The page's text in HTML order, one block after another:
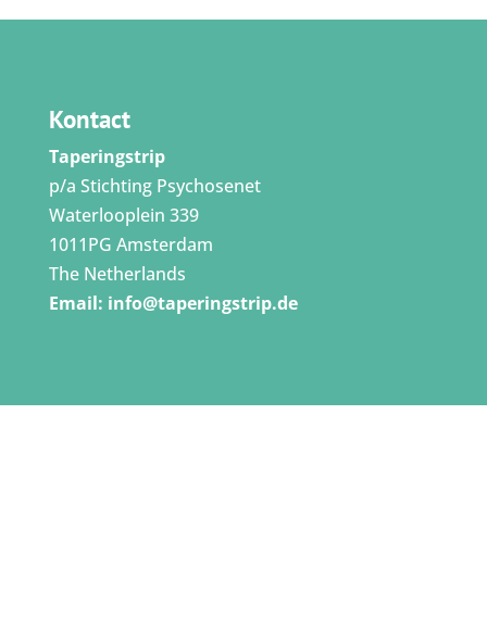
Kontact
Taperingstrip
p/a Stichting Psychosenet
Waterlooplein 339
1011PG Amsterdam
The Netherlands
Email: info@taperingstrip.de